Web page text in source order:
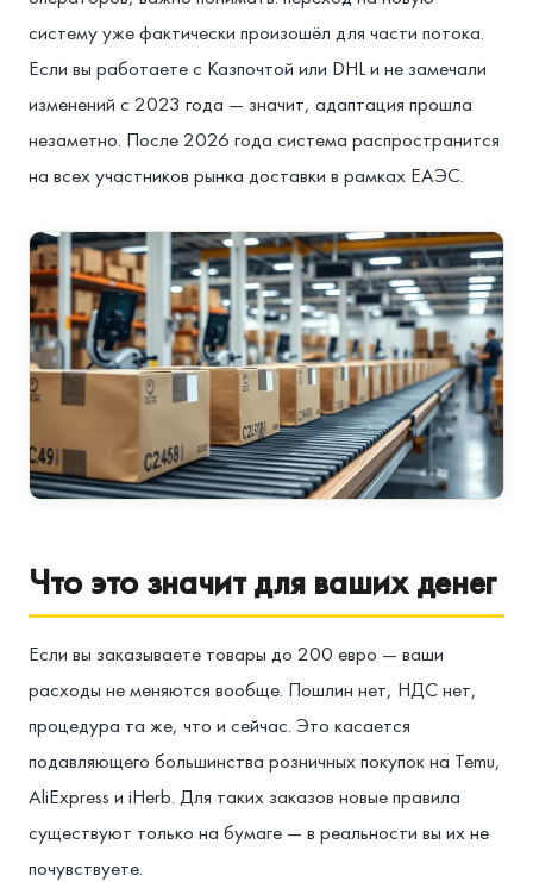
систему уже фактически произошёл для части потока.
Если вы работаете с Казпочтой или DHL и не замечали
изменений с 2023 года — значит, адаптация прошла
незаметно. После 2026 года система распространится
на всех участников рынка доставки в рамках ЕАЭС.
Что это значит для ваших денег
Если вы заказываете товары до 200 евро — ваши
расходы не меняются вообще. Пошлин нет, НДС нет,
процедура та же, что и сейчас. Это касается
подавляющего большинства розничных покупок на Temu,
AliExpress и iHerb. Для таких заказов новые правила
существуют только на бумаге — в реальности вы их не
почувствуете.